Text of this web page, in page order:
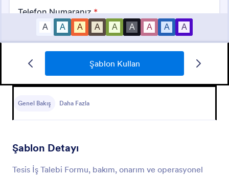
Şablon Kullan
Genel Bakış Daha Fazla
Şablon Detayı
Tesis İş Talebi Formu, bakım, onarım ve operasyonel
Franchise Başvuru Formu
MISINIZ ?